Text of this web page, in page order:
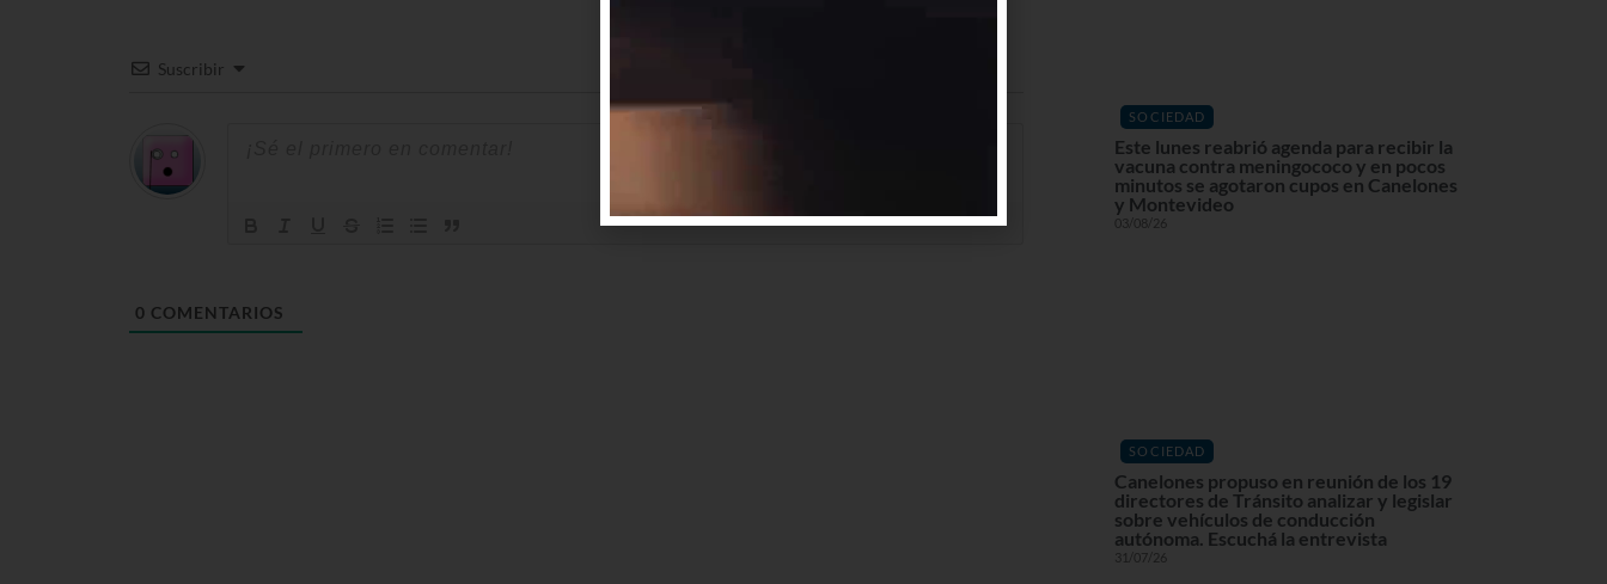
Suscribir
0 COMENTARIOS
SOCIEDAD
Este lunes reabrió agenda para recibir la
vacuna contra meningococo y en pocos
minutos se agotaron cupos en Canelones
y Montevideo
03/08/26
SOCIEDAD
Canelones propuso en reunión de los 19
directores de Tránsito analizar y legislar
sobre vehículos de conducción
autónoma. Escuchá la entrevista
31/07/26